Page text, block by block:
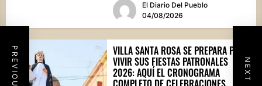
calle...
El Diario Del Pueblo
04/08/2026
VILLA SANTA ROSA SE PREPARA PARA
VIVIR SUS FIESTAS PATRONALES
2026: AQUÍ EL CRONOGRAMA